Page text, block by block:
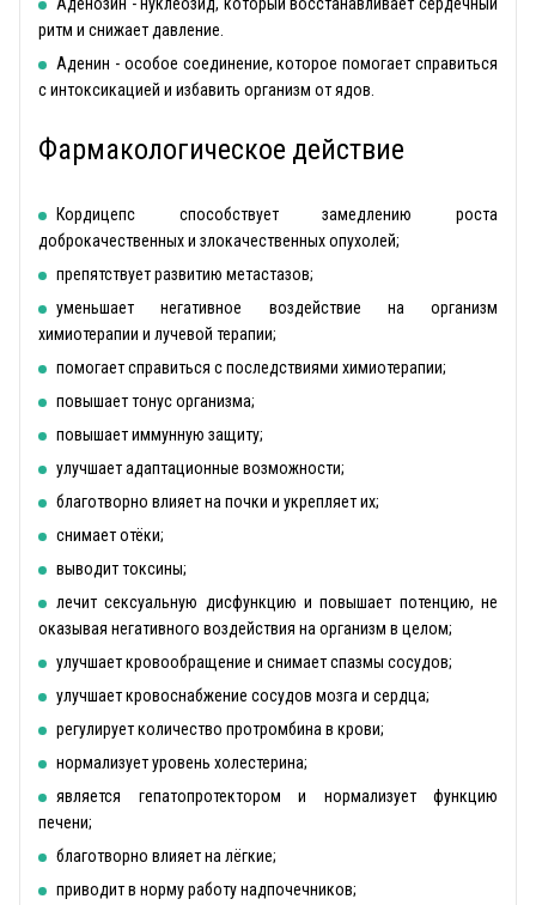
ритм и снижает давление.
Аденин - особое соединение, которое помогает справиться
с интоксикацией и избавить организм от ядов.
Фармакологическое действие
Кордицепс способствует замедлению роста
доброкачественных и злокачественных опухолей;
препятствует развитию метастазов;
уменьшает негативное воздействие на организм
химиотерапии и лучевой терапии;
помогает справиться с последствиями химиотерапии;
повышает тонус организма;
повышает иммунную защиту;
улучшает адаптационные возможности;
благотворно влияет на почки и укрепляет их;
снимает отёки;
выводит токсины;
лечит сексуальную дисфункцию и повышает потенцию, не
оказывая негативного воздействия на организм в целом;
улучшает кровообращение и снимает спазмы сосудов;
улучшает кровоснабжение сосудов мозга и сердца;
регулирует количество протромбина в крови;
нормализует уровень холестерина;
является гепатопротектором и нормализует функцию
печени;
благотворно влияет на лёгкие;
приводит в норму работу надпочечников;